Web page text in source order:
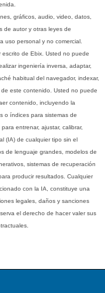
gráficos, audio, video, datos,
de autor y otras leyes de
uso personal y no comercial.
de Ebix. Usted no puede
ingeniería inversa, adaptar,
habitual del navegador, indexar,
este contenido. Usted no puede
contenido, incluyendo la
o índices para sistemas de
entrenar, ajustar, calibrar,
(IA) de cualquier tipo sin el
de lenguaje grandes, modelos de
sistemas de recuperación
producir resultados. Cualquier
con la IA, constituye una
legales, daños y sanciones
el derecho de hacer valer sus